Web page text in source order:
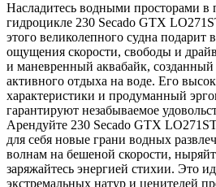
Насладитесь водными просторами
гидроцикле 230 Secado GTX
этого великолепного судна подарит
ощущения скорости, свободы и
и маневренный аквабайк,
активного отдыха на воде. Его
характеристики и продуманный
гарантируют незабываемое
Арендуйте 230 Secado GTX
для себя новые грани водных
волнам на бешеной скорости,
заряжайтесь энергией стихии. Это
экстремальных натур и ценителей